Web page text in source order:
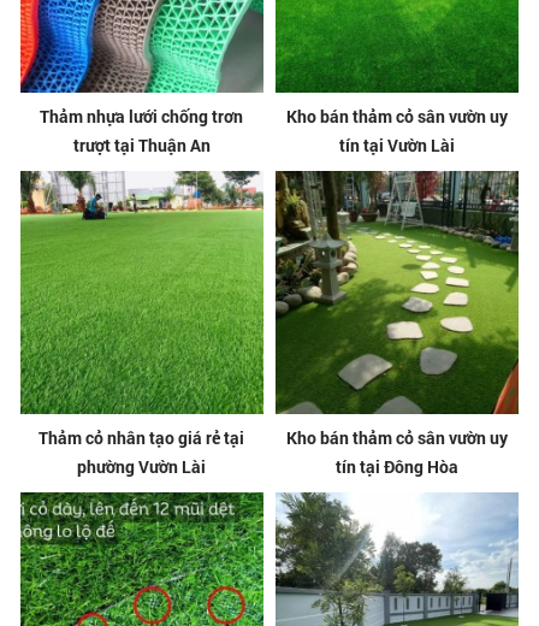
Thảm nhựa lưới chống trơn
trượt tại Thuận An
Kho bán thảm cỏ sân vườn uy
tín tại Vườn Lài
Thảm cỏ nhân tạo giá rẻ tại
phường Vườn Lài
Kho bán thảm cỏ sân vườn uy
tín tại Đông Hòa